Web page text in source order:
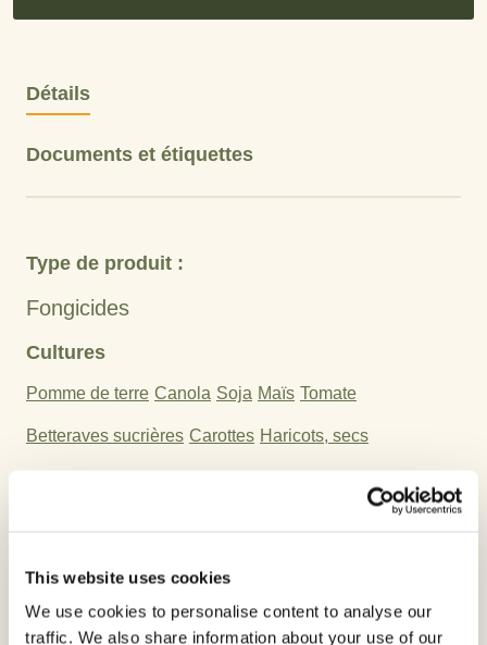
This website uses cookies
We use cookies to personalise content to analyse our
traffic. We also share information about your use of our
Détails
Documents et étiquettes
Type de produit :
Fongicides
Cultures
Pomme de terre Canola Soja Maïs Tomate
Betteraves sucrières Carottes Haricots, secs
Azoxystrobine
Une protection foliaire contre l’anthracnose et